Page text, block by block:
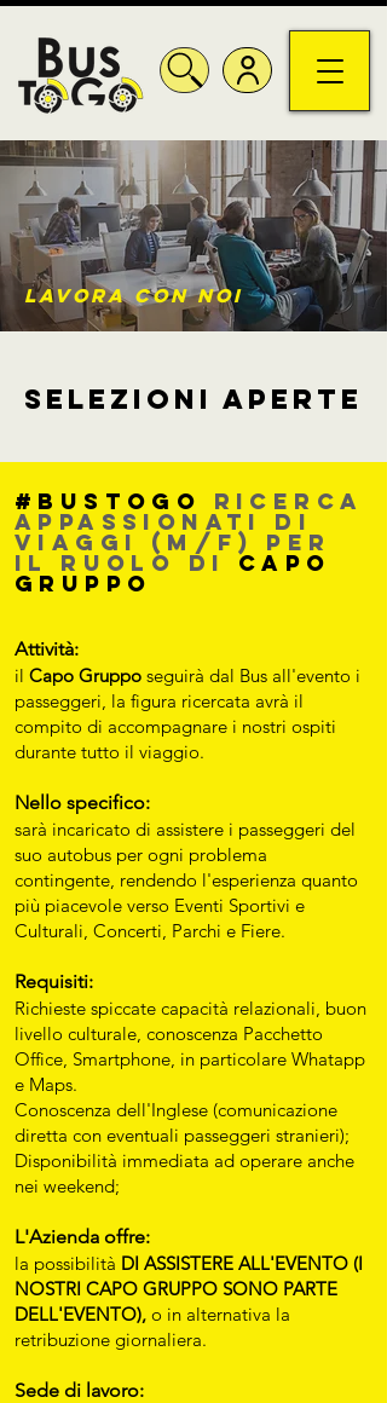
LAVORA CON NOI
SELEZIONI APERTE
#Bustogo ricerca
appassionati di
viaggi (M/F) per
il ruolo di capo
gruppo
Attività:
il Capo Gruppo seguirà dal Bus all'evento i
passeggeri, la figura ricercata avrà il
compito di accompagnare i nostri ospiti
durante tutto il viaggio.
Nello specifico:
sarà incaricato di assistere i passeggeri del
suo autobus per ogni problema
contingente, rendendo l'esperienza quanto
più piacevole verso Eventi Sportivi e
Culturali, Concerti, Parchi e Fiere.
Requisiti:
Richieste spiccate capacità relazionali, buon
livello culturale, conoscenza Pacchetto
Office, Smartphone, in particolare Whatapp
e Maps.
Conoscenza dell'Inglese (comunicazione
diretta con eventuali passeggeri stranieri);
Disponibilità immediata ad operare anche
nei weekend;
L'Azienda offre:
la possibilità DI ASSISTERE ALL'EVENTO (I
NOSTRI CAPO GRUPPO SONO PARTE
DELL'EVENTO), o in alternativa la
retribuzione giornaliera.
Sede di lavoro: